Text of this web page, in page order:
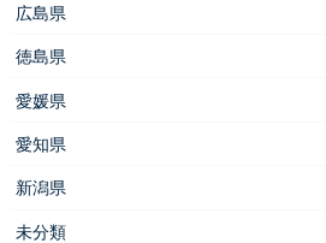
広島県
徳島県
愛媛県
愛知県
新潟県
未分類